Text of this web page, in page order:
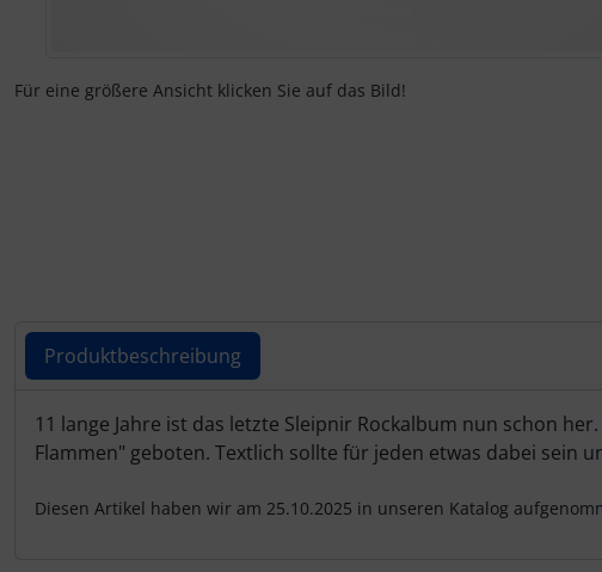
Für eine größere Ansicht klicken Sie auf das Bild!
Produktbeschreibung
Produktbeschreibung
11 lange Jahre ist das letzte Sleipnir Rockalbum nun schon
Flammen" geboten. Textlich sollte für jeden etwas dabei sein
Diesen Artikel haben wir am 25.10.2025 in unseren Katalog